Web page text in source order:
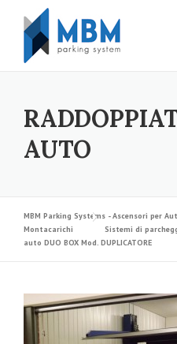
Skip to content
AUTO
MBM Parking Systems - Ascensori per
Montacarichi
Sistemi di
auto DUO BOX Mod. DUPLICATORE